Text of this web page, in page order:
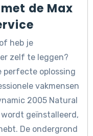
de Max
heb je
zelf te leggen?
perfecte oplossing
vakmensen
2005 Natural
geïnstalleerd,
De ondergrond